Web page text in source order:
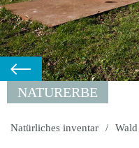
NATURERBE
Natürliches inventar Wald